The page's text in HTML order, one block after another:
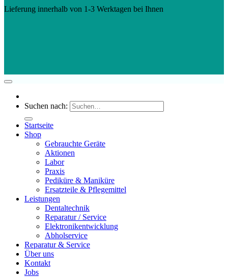
Lieferung innerhalb von 1-3 Werktagen bei Ihnen
Suchen nach:
Startseite
Shop
Gebrauchte Geräte
Aktionen
Labor
Praxis
Pediküre & Maniküre
Ersatzteile & Pflegemittel
Leistungen
Dentaltechnik
Reparatur / Service
Elektronikentwicklung
Abholservice
Reparatur & Service
Über uns
Kontakt
Jobs